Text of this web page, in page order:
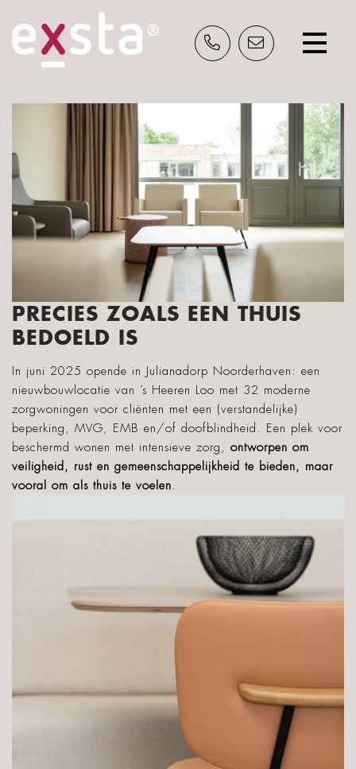
PRECIES ZOALS EEN THUIS
BEDOELD IS
In juni 2025 opende in Julianadorp Noorderhaven: een
nieuwbouwlocatie van ’s Heeren Loo met 32 moderne
zorgwoningen voor cliënten met een (verstandelijke)
beperking, MVG, EMB en/of doofblindheid. Een plek voor
beschermd wonen met intensieve zorg, ontworpen om
veiligheid, rust en gemeenschappelijkheid te bieden, maar
vooral om als thuis te voelen.
INSPIRATIE?
Schrijf je nu in en ontvang gratis ons
inspiratieblad.